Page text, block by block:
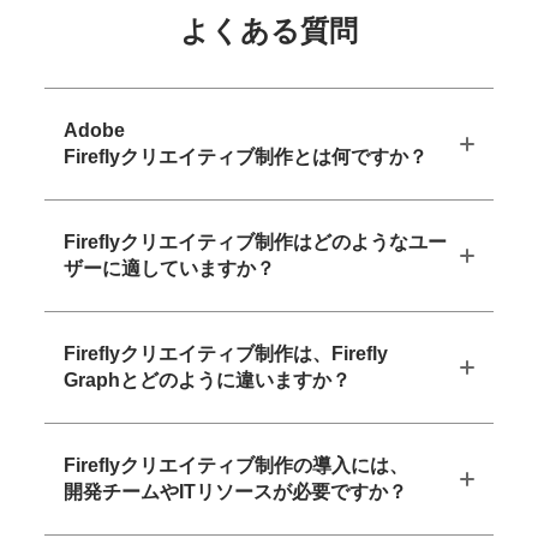
よくある質問
Adobe
Fireflyクリエイティブ制作とは何ですか？
Fireflyクリエイティブ制作はどのようなユー
ザーに適していますか？
Fireflyクリエイティブ制作は、Firefly
Graphとどのように違いますか？
Fireflyクリエイティブ制作の導入には、
開発チームやITリソースが必要ですか？